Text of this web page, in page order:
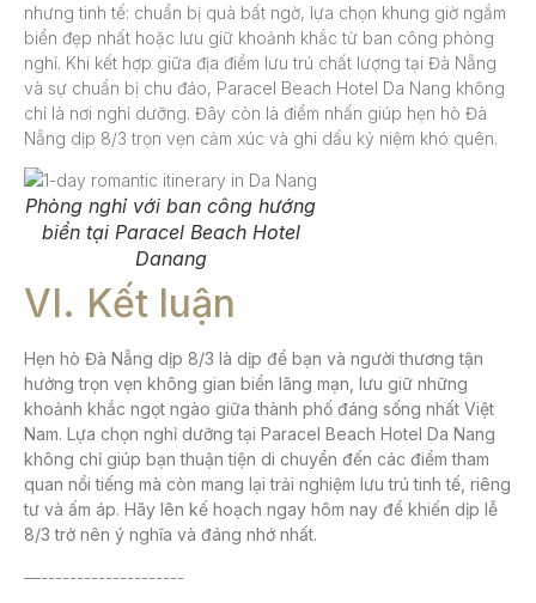
nhưng tinh tế: chuẩn bị quà bất ngờ, lựa chọn khung giờ ngắm
biển đẹp nhất hoặc lưu giữ khoảnh khắc từ ban công phòng
nghỉ. Khi kết hợp giữa địa điểm lưu trú chất lượng tại Đà Nẵng
và sự chuẩn bị chu đáo, Paracel Beach Hotel Da Nang không
chỉ là nơi nghỉ dưỡng. Đây còn là điểm nhấn giúp hẹn hò Đà
Nẵng dịp 8/3 trọn vẹn cảm xúc và ghi dấu kỷ niệm khó quên.
Phòng nghỉ với ban công hướng
biển tại Paracel Beach Hotel
Danang
VI. Kết luận
Hẹn hò Đà Nẵng dịp 8/3 là dịp để bạn và người thương tận
hưởng trọn vẹn không gian biển lãng mạn, lưu giữ những
khoảnh khắc ngọt ngào giữa thành phố đáng sống nhất Việt
Nam. Lựa chọn nghỉ dưỡng tại Paracel Beach Hotel Da Nang
không chỉ giúp bạn thuận tiện di chuyển đến các điểm tham
quan nổi tiếng mà còn mang lại trải nghiệm lưu trú tinh tế, riêng
tư và ấm áp. Hãy lên kế hoạch ngay hôm nay để khiến dịp lễ
8/3 trở nên ý nghĩa và đáng nhớ nhất.
—--------------------